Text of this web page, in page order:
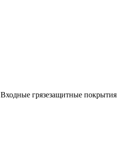
Входные грязезащитные покрытия